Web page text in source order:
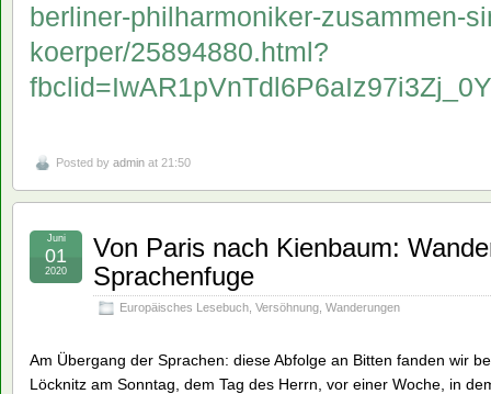
berliner-philharmoniker-zusammen-
koerper/25894880.html?
Posted by admin at 21:50
Von Paris nach Kienbaum:
Sprachenfuge
Europäisches Lesebuch Versöhnung Wanderungen
Juni
01
2020
Am Übergang der Sprachen: diese Abfolge an Bitten fanden wir
Löcknitz am Sonntag, dem Tag des Herrn, vor einer Woche, in